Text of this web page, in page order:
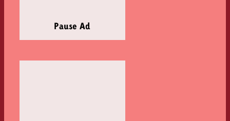
Pause Ad